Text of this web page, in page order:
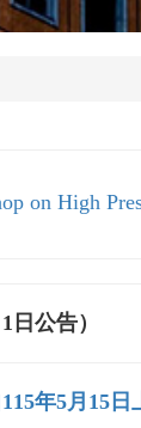
on High
日公告）
年5月15日